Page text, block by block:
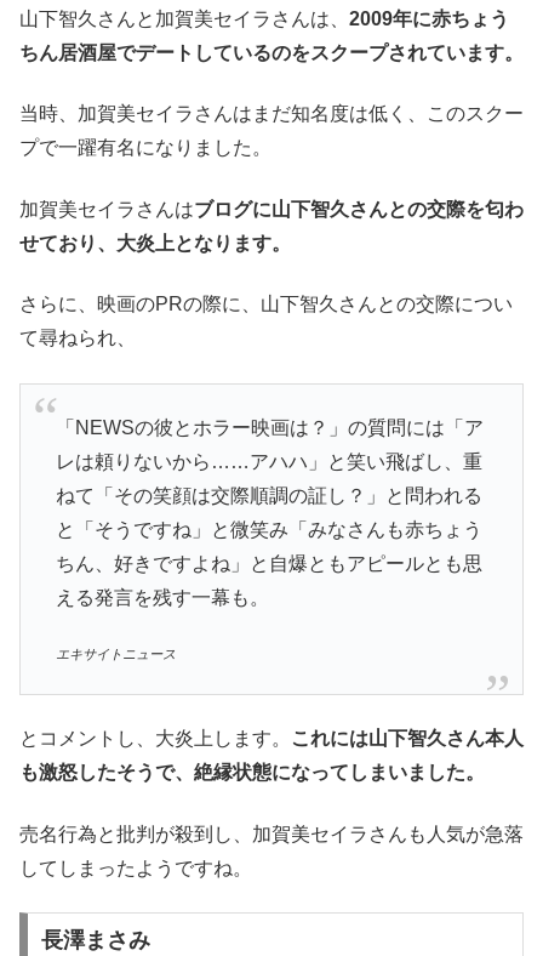
山下智久さんと加賀美セイラさんは、 2009年に赤ちょう
ちん居酒屋でデートしているのをスクープされています。
当時、加賀美セイラさんはまだ知名度は低く、このスクー
プで一躍有名になりました。
加賀美セイラさんはブログに山下智久さんとの交際を匂わ
せており、大炎上となります。
さらに、映画のPRの際に、山下智久さんとの交際につい
て尋ねられ、
「NEWSの彼とホラー映画は？」の質問には「ア
レは頼りないから……アハハ」と笑い飛ばし、重
ねて「その笑顔は交際順調の証し？」と問われる
と「そうですね」と微笑み「みなさんも赤ちょう
ちん、好きですよね」と自爆ともアピールとも思
える発言を残す一幕も。
エキサイトニュース
とコメントし、大炎上します。
これには山下智久さん本人
も激怒したそうで、絶縁状態になってしまいました。
売名行為と批判が殺到し、加賀美セイラさんも人気が急落
してしまったようですね。
長澤まさみ